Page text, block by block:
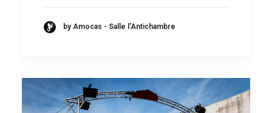
by Amocas - Salle l'Antichambre